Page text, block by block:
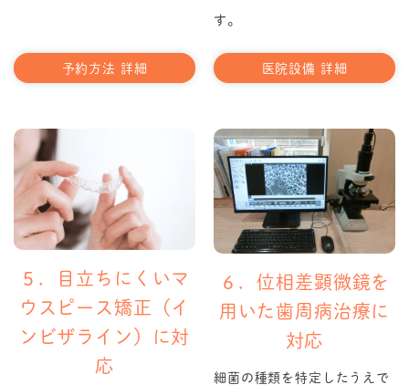
予約方法 詳細
す。
医院設備 詳細
５．目立ちにくいマ
ウスピース矯正（イ
ンビザライン）に対
応
６．位相差顕微鏡を
用いた歯周病治療に
対応
細菌の種類を特定したうえで